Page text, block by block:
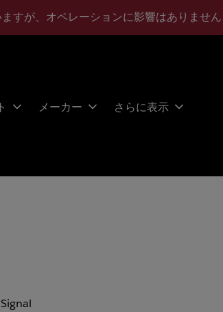
すが、オペレーションに影響はありません
メーカー さらに表示